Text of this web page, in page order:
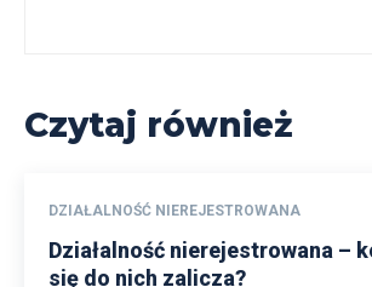
Czytaj również
DZIAŁALNOŚĆ NIEREJESTROWANA
Działalność nierejestrowana –
się do nich zalicza?